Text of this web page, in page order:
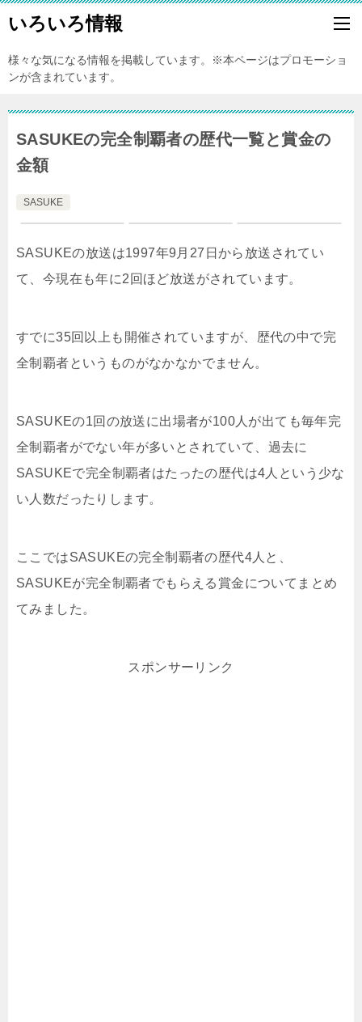
いろいろ情報
様々な気になる情報を掲載しています。※本ページはプロモーショ
ンが含まれています。
SASUKEの完全制覇者の歴代一覧と賞金の
金額
SASUKE
SASUKEの放送は1997年9月27日から放送されてい
て、今現在も年に2回ほど放送がされています。
すでに35回以上も開催されていますが、歴代の中で完
全制覇者というものがなかなかでません。
SASUKEの1回の放送に出場者が100人が出ても毎年完
全制覇者がでない年が多いとされていて、過去に
SASUKEで完全制覇者はたったの歴代は4人という少な
い人数だったりします。
ここではSASUKEの完全制覇者の歴代4人と、
SASUKEが完全制覇者でもらえる賞金についてまとめ
てみました。
スポンサーリンク